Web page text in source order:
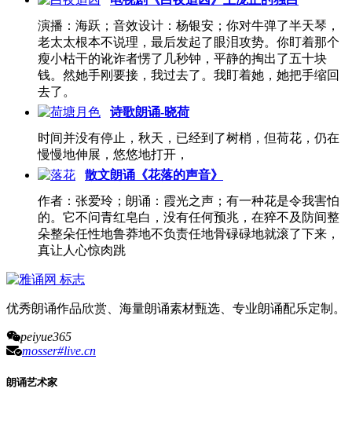
演播：海跃；音效设计：杨银安；你对牛弹了半天琴，
老太太根本不说理，最后发起了眼泪攻势。你盯着那个
瘦小枯干的讹诈者愣了几秒钟，平静的掏出了五十块
钱。然她手刚要接，我过去了。我盯着她，她把手缩回
去了。
诗歌朗诵-晓荷
时间并没有停止，秋天，已经到了树梢，但荷花，仍在
慢慢地伸展，悠悠地打开，
散文朗诵《花落的声音》
作者：张爱玲；朗诵：霞光之声；有一种花是令我害怕
的。它不问青红皂白，没有任何预兆，在猝不及防间整
朵整朵任性地鲁莽地不负责任地骨碌碌地就滚了下来，
真让人心惊肉跳
优秀朗诵作品欣赏、海量朗诵素材甄选、专业朗诵配乐定制。
peiyue365
mosser#live.cn
朗诵艺术家